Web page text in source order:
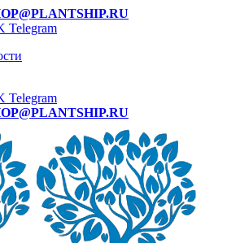
Telegram
Telegram